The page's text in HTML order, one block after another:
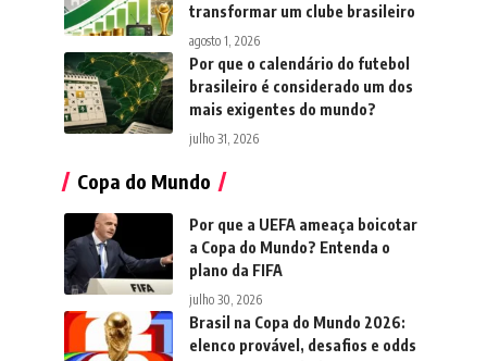
transformar um clube brasileiro
agosto 1, 2026
Por que o calendário do futebol
brasileiro é considerado um dos
mais exigentes do mundo?
julho 31, 2026
Copa do Mundo
Por que a UEFA ameaça boicotar
a Copa do Mundo? Entenda o
plano da FIFA
julho 30, 2026
Brasil na Copa do Mundo 2026:
elenco provável, desafios e odds